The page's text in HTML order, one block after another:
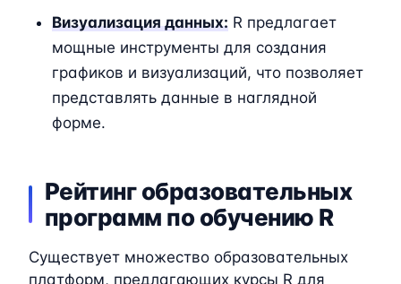
Визуализация данных: R предлагает
мощные инструменты для создания
графиков и визуализаций, что позволяет
представлять данные в наглядной
форме.
Рейтинг образовательных
программ по обучению R
Существует множество образовательных
платформ, предлагающих курсы R для